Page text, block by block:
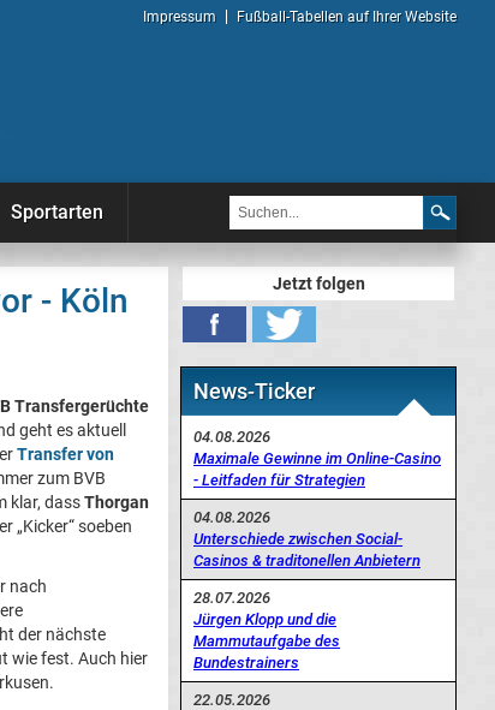
Impressum Fußball-Tabellen auf Ihrer Website
Sportarten
- Köln
Transfergerüchte
geht es aktuell
Transfer von
zum BVB
klar, dassThorgan
„Kicker“ soeben
nach
der nächste
wie fest. Auch hier
Jetzt folgen
News-Ticker
04.08.2026
Maximale Gewinne im Online-Casino
- Leitfaden für Strategien
04.08.2026
Unterschiede zwischen Social-
Casinos & traditonellen Anbietern
28.07.2026
Jürgen Klopp und die
Mammutaufgabe des
Bundestrainers
22.05.2026